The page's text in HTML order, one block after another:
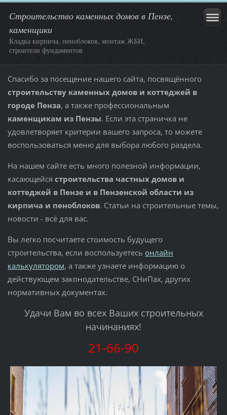
Строительство каменных домов в Пензе,
каменщики
Кладка кирпича, пеноблоков, монтаж ЖБИ,
строители фундаментов
Спасибо за посещение нашего сайта, посвящённого
строительству каменных домов и коттеджей в
городе Пенза, а также профессиональным
каменщикам из Пензы. Если эта страничка не
удовлетворяет критерии вашего запроса, то можете
воспользоваться меню для выбора любого раздела.
На нашем сайте есть много полезной информации,
касающейся строительства частных домов и
коттеджей в Пензе и в Пензенской области из
кирпича и пеноблоков. Статьи на строительные темы,
новости - всё для вас.
Вы легко посчитаете стоимость будущего
строительства, если воспользуетесь онлайн
калькулятором, а также узнаете информацию о
действующем законодательстве, СНиПах, других
нормативных документах.
Удачи Вам во всех Ваших строительных
начинаниях!
21-66-90